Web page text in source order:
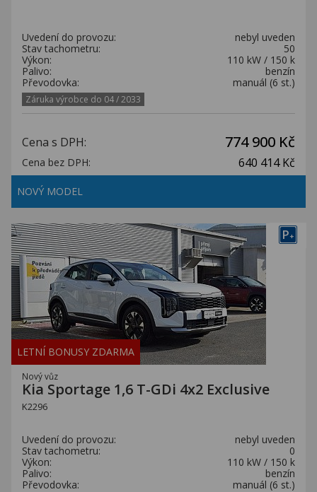
Uvedení do provozu:
nebyl uveden
Stav tachometru:
50
Výkon:
110 kW / 150 k
Palivo:
benzín
Převodovka:
manuál (6 st.)
Záruka výrobce do 04 / 2033
Cena s DPH: 774 900 Kč
Cena bez DPH: 640 414 Kč
NOVÝ MODEL
P+
LETNÍ BONUSY ZDARMA
Nový vůz
Kia Sportage 1,6 T-GDi 4x2 Exclusive
K2296
Uvedení do provozu:
nebyl uveden
Stav tachometru:
0
Výkon:
110 kW / 150 k
Palivo:
benzín
Převodovka:
manuál (6 st.)